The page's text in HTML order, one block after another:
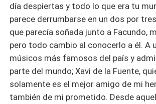
día despiertas y todo lo que era tu
parece derrumbarse en un dos por
que parecía soñada junto a Facundo,
pero todo cambio al conocerlo a él. A
músicos más famosos del país y
parte del mundo; Xavi de la Fuente,
solamente es el mejor amigo de mi
también de mi prometido. Desde